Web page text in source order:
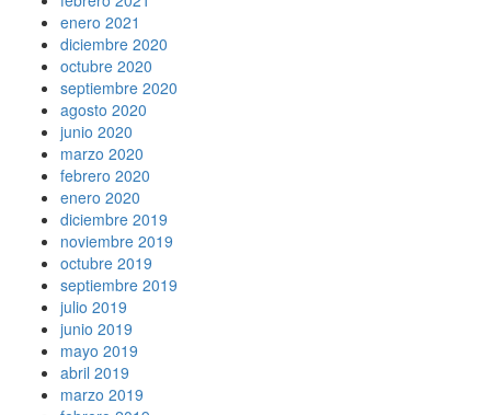
enero 2021
diciembre 2020
octubre 2020
septiembre 2020
agosto 2020
junio 2020
marzo 2020
febrero 2020
enero 2020
diciembre 2019
noviembre 2019
octubre 2019
septiembre 2019
julio 2019
junio 2019
mayo 2019
abril 2019
marzo 2019